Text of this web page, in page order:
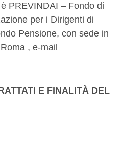
PREVINDAI – Fondo di
per i Dirigenti di
Pensione, con sede in
, e-mail
E FINALITÀ DEL